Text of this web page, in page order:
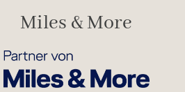
Miles & More